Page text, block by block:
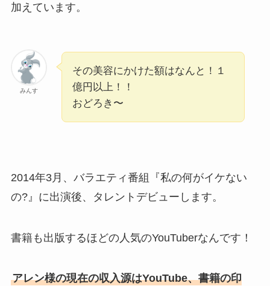
加えています。
みんす
その美容にかけた額はなんと！１
億円以上！！
おどろき〜
2014年3月、バラエティ番組『私の何がイケない
の?』に出演後、タレントデビューします。
書籍も出版するほどの人気のYouTuberなんです！
アレン様の現在の収入源はYouTube、書籍の印